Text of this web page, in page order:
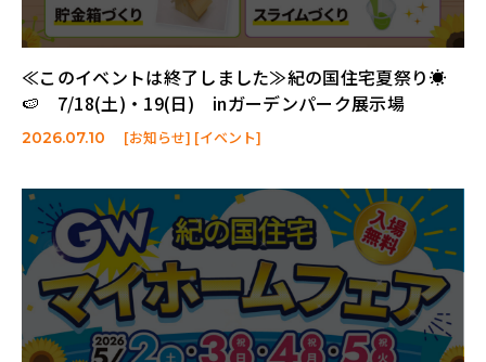
≪このイベントは終了しました≫紀の国住宅夏祭り☀️
🍉 7/18(土)・19(日) inガーデンパーク展示場
2026.07.10 [お知らせ] [イベント]